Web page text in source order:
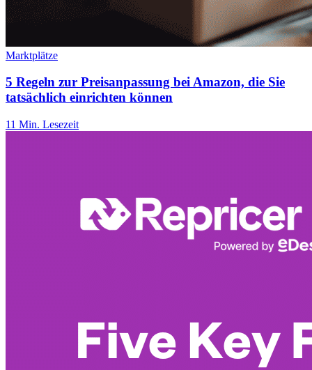
Marktplätze
5 Regeln zur Preisanpassung bei Amazon, die Sie
tatsächlich einrichten können
11 Min. Lesezeit